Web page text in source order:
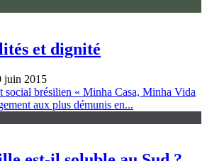
et dignité
juin 2015
social brésilien « Minha Casa, Minha Vida
aux plus démunis en...